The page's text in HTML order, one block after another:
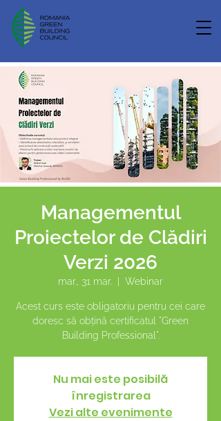
Managementul
Proiectelor de Clădiri
Verzi 2026
mar., 31 mar. Webinar
Acest curs este obligatoriu pentru cei care
doresc să obțină certificatul "Green
Building Professional".
Nu mai este posibilă
înregistrarea
Vezi alte evenimente